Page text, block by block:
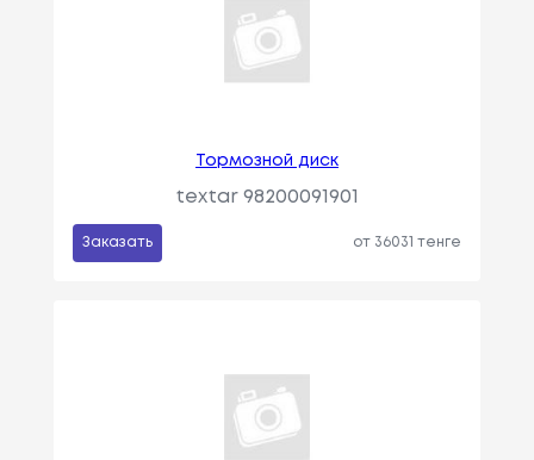
Тормозной диск
textar 98200091901
Заказать от 36031 тенге